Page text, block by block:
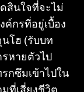
สินใจที่จะไม่
ค์กรที่อยู่เบื้อง
นโฮ (รับบท
หายตัวไป
กซึมเข้าไปใน
ที่เสี่ยงชีวิต